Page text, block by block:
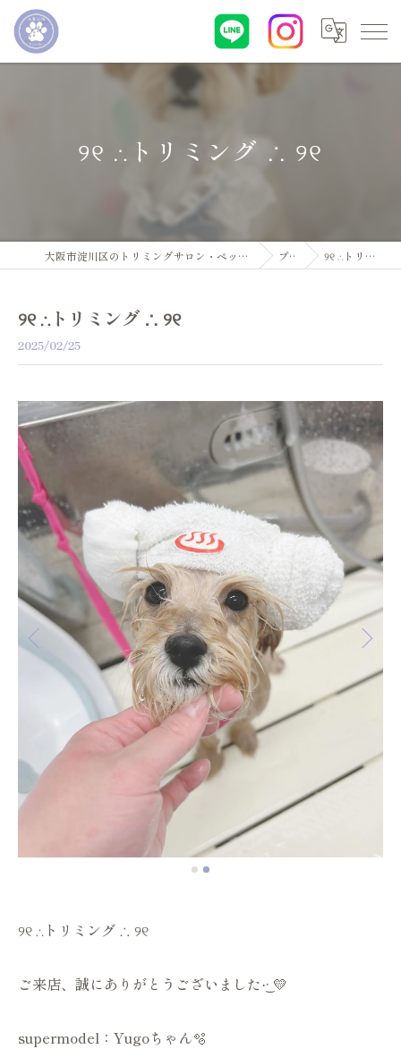
୨୧ ∴トリミング ∴ ୨୧
大阪市淀川区のトリミングサロン・ペットサロンならDogsalon ARUN ブログ ୨୧ ∴トリミング ∴ ୨୧
୨୧ ∴トリミング ∴ ୨୧
2025/02/25
୨୧ ∴トリミング ∴ ୨୧
ご来店、誠にありがとうございました‪·͜· 💛
supermodel：Yugoちゃん🫧